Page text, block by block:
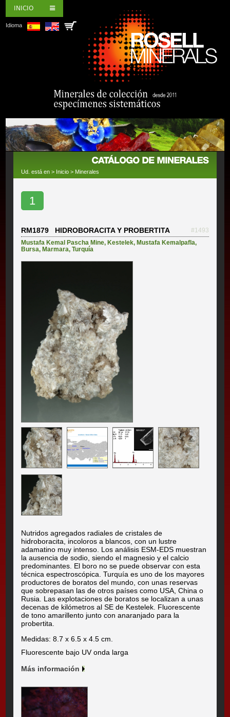
INICIO
Idioma
Ud. está en > Inicio > Minerales
1
RM1879 HIDROBORACITA Y PROBERTITA
#1493
Mustafa Kemal Pascha Mine, Kestelek, Mustafa Kemalpafla,
Bursa, Marmara,Turquía
Nutridos agregados radiales de cristales de
hidroboracita, incoloros a blancos, con un lustre
adamatino muy intenso. Los análisis ESM-EDS muestran
la ausencia de sodio, siendo el magnesio y el calcio
predominantes. El boro no se puede observar con esta
técnica espectroscópica. Turquía es uno de los mayores
productores de boratos del mundo, con unas reservas
que sobrepasan las de otros países como USA, China o
Rusia. Las explotaciones de boratos se localizan a unas
decenas de kilómetros al SE de Kestelek. Fluorescente
de tono amarillento junto con anaranjado para la
probertita.
Medidas: 8.7 x 6.5 x 4.5 cm.
Fluorescente bajo UV onda larga
Más información